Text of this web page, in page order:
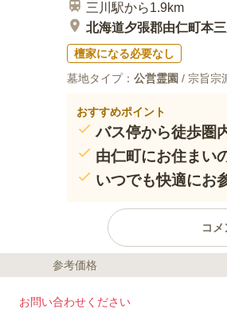
三川駅から1.9km
北海道夕張郡由仁町本
檀家になる必要なし
墓地タイプ： 公営霊園 / 宗旨宗
おすすめポイント
バス停から徒歩圏
由仁町にお住まい
いつでも快適にお
コ
ライフドット編集部のコメント
由仁町の公営墓地で
参考価格
お問い合わせください